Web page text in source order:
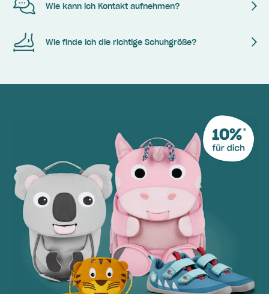
Wie kann ich Kontakt aufnehmen?
Wie finde ich die richtige Schuhgröße?